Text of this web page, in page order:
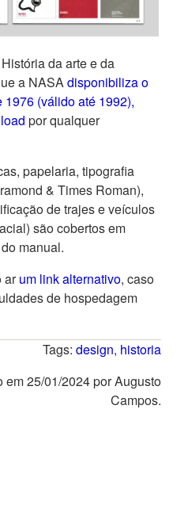
da arte e da
a NASAdisponibiliza o
(válido até 1992),
por qualquer
papelaria, tipografia
& Times Roman),
de trajes e veículos
são cobertos em
manual.
arum link alternativo, caso
de hospedagem
Tags:design, historia
em 25/01/2024 por Augusto
Campos.